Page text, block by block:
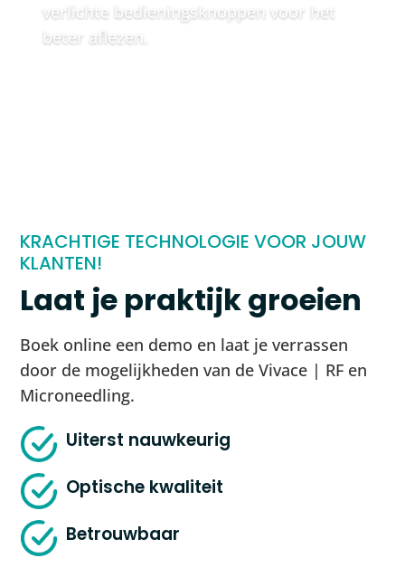
verlichte bedieningsknoppen voor het
beter aflezen.
KRACHTIGE TECHNOLOGIE VOOR JOUW
KLANTEN!
Laat je praktijk groeien
Boek online een demo en laat je verrassen
door de mogelijkheden van de Vivace | RF en
Microneedling.
Uiterst nauwkeurig
Optische kwaliteit
Betrouwbaar